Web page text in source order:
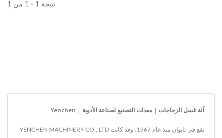
نتيجة 1 - 1 من 1
آلة غسل الزجاجات | معدات التصنيع لصناعة الأدوية | Yenchen